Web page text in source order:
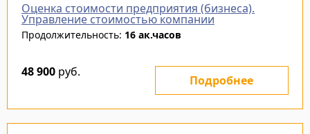
Оценка стоимости предприятия (бизнеса).
Управление стоимостью компании
Продолжительность: 16 ак.часов
48 900 руб.
Подробнее